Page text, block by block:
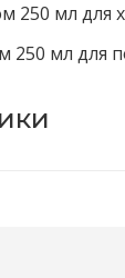
250 мл для
мл для